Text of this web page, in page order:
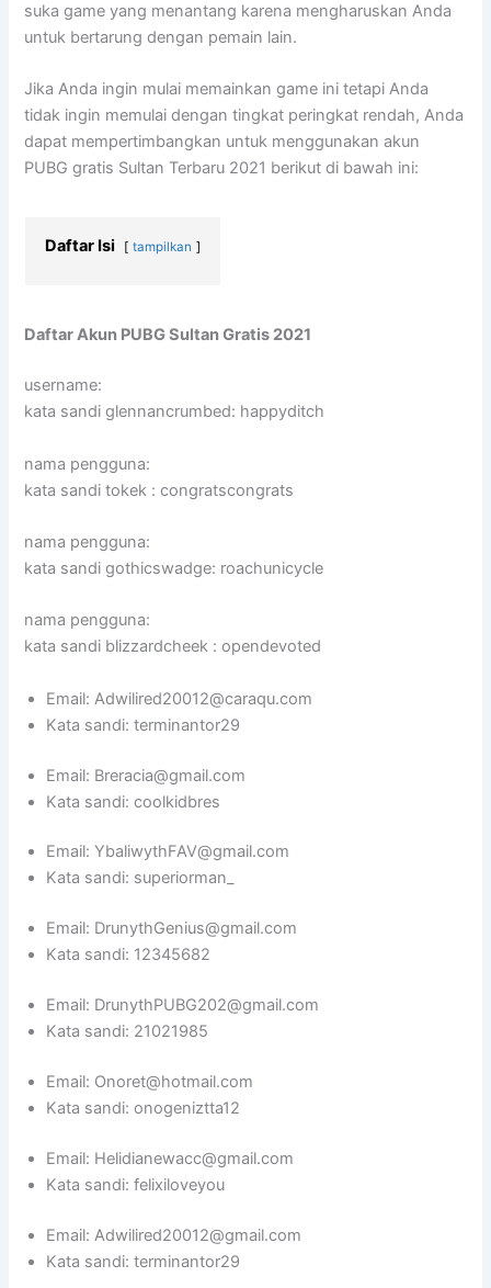
suka game yang menantang karena mengharuskan Anda
untuk bertarung dengan pemain lain.
Jika Anda ingin mulai memainkan game ini tetapi Anda
tidak ingin memulai dengan tingkat peringkat rendah, Anda
dapat mempertimbangkan untuk menggunakan akun
PUBG gratis Sultan Terbaru 2021 berikut di bawah ini:
Daftar Isi tampilkan
Daftar Akun PUBG Sultan Gratis 2021
username:
kata sandi glennancrumbed: happyditch
nama pengguna:
kata sandi tokek : congratscongrats
nama pengguna:
kata sandi gothicswadge: roachunicycle
nama pengguna:
kata sandi blizzardcheek : opendevoted
Email: Adwilired20012@caraqu.com
Kata sandi: terminantor29
Email: Breracia@gmail.com
Kata sandi: coolkidbres
Email: YbaliwythFAV@gmail.com
Kata sandi: superiorman_
Email: DrunythGenius@gmail.com
Kata sandi: 12345682
Email: DrunythPUBG202@gmail.com
Kata sandi: 21021985
Email: Onoret@hotmail.com
Kata sandi: onogeniztta12
Email: Helidianewacc@gmail.com
Kata sandi: felixiloveyou
Email: Adwilired20012@gmail.com
Kata sandi: terminantor29